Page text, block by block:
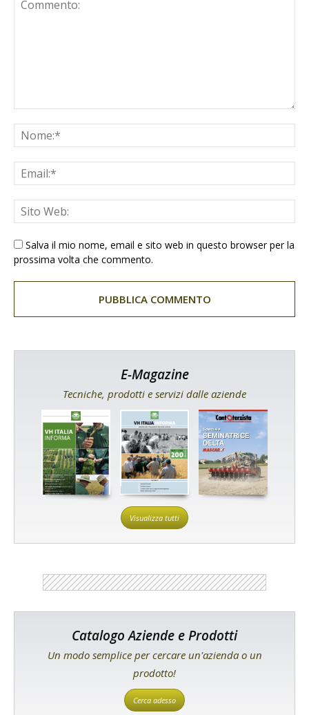
Salva il mio nome, email e sito web in questo browser per la
prossima volta che commento.
E-Magazine
Tecniche, prodotti e servizi dalle aziende
Visualizza tutti
Catalogo Aziende e Prodotti
Un modo semplice per cercare un'azienda o un
prodotto!
Cerca adesso